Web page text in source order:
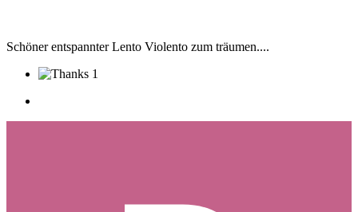
Schöner entspannter Lento Violento zum träumen....
1